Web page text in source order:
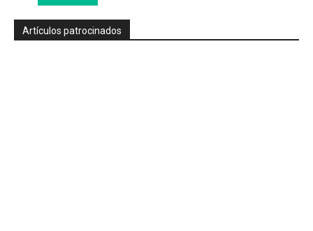
Artículos patrocinados